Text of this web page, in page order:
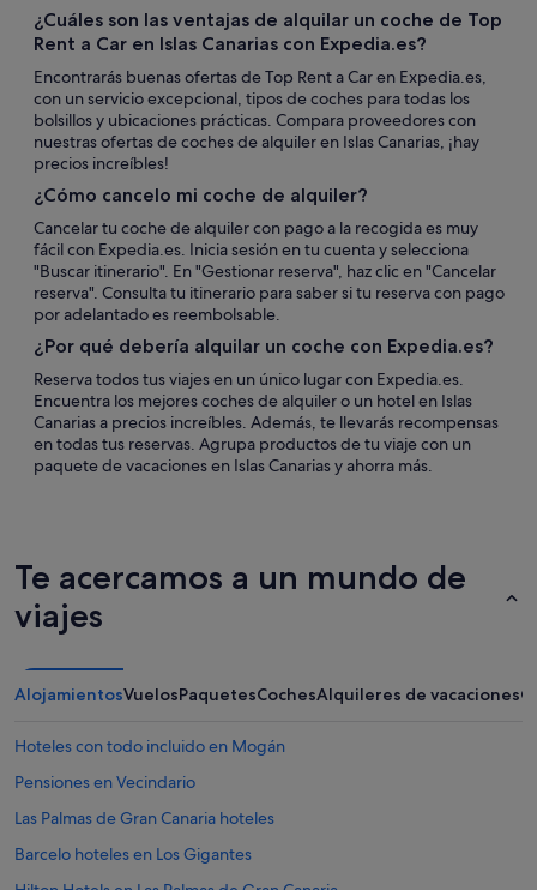
¿Cuáles son las ventajas de alquilar un coche de Top
Rent a Car en Islas Canarias con Expedia.es?
Encontrarás buenas ofertas de Top Rent a Car en Expedia.es,
con un servicio excepcional, tipos de coches para todas los
bolsillos y ubicaciones prácticas. Compara proveedores con
nuestras ofertas de coches de alquiler en Islas Canarias, ¡hay
precios increíbles!
¿Cómo cancelo mi coche de alquiler?
Cancelar tu coche de alquiler con pago a la recogida es muy
fácil con Expedia.es. Inicia sesión en tu cuenta y selecciona
"Buscar itinerario". En "Gestionar reserva", haz clic en "Cancelar
reserva". Consulta tu itinerario para saber si tu reserva con pago
por adelantado es reembolsable.
¿Por qué debería alquilar un coche con Expedia.es?
Reserva todos tus viajes en un único lugar con Expedia.es.
Encuentra los mejores coches de alquiler o un hotel en Islas
Canarias a precios increíbles. Además, te llevarás recompensas
en todas tus reservas. Agrupa productos de tu viaje con un
paquete de vacaciones en Islas Canarias y ahorra más.
Te acercamos a un mundo de
viajes
AlojamientosVuelosPaquetesCochesAlquileres de vacaciones
Hoteles con todo incluido en Mogán
Pensiones en Vecindario
Las Palmas de Gran Canaria hoteles
Barcelo hoteles en Los Gigantes